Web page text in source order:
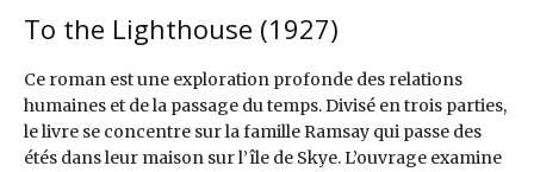
To the Lighthouse (1927)
Ce roman est une exploration profonde des relations
humaines et de la passage du temps. Divisé en trois parties,
le livre se concentre sur la famille Ramsay qui passe des
étés dans leur maison sur l’île de Skye. L’ouvrage examine